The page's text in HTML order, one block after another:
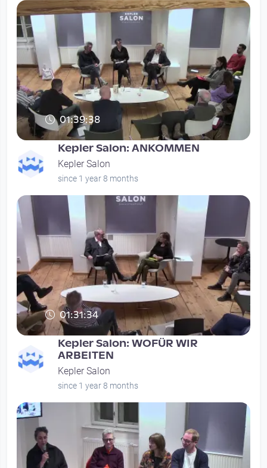
01:39:38
Kepler Salon: ANKOMMEN
Kepler Salon
since 1 year 8 months
01:31:34
Kepler Salon: WOFÜR WIR
ARBEITEN
Kepler Salon
since 1 year 8 months